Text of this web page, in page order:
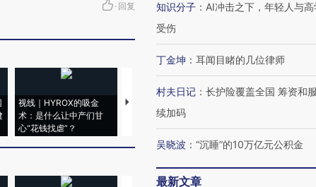
· 回复
视线｜HYROX的吸金
术：是什么让中产们甘
心“花钱找虐”？
马航飞行员跨国走私7万
粒摇头丸 尿检体内含3种
育部长拱下台
知识分子 ： AI冲击之下，年轻人与
受伤
丁金坤 ： 耳闻目睹的几位律师
村夫日记 ： 长护险覆盖全国 筹资和
续加码
吴晓波 ： “沉睡”的10万亿元公积金
最新文章